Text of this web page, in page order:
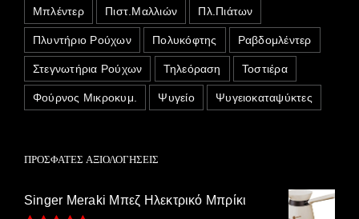
Μπλέντερ Πιστ.Μαλλιών Πλ.Πιάτων
Πλυντήριο Ρούχων Πολυκόφτης Ραβδομλέντερ
Στεγνωτήρια Ρούχων Τηλεόραση Τοστιέρα
Φούρνος Μικροκυμ. Ψυγείο Ψυγειοκαταψύκτες
ΠΡΌΣΦΑΤΕΣ ΑΞΙΟΛΟΓΉΣΕΙΣ
Singer Meraki Μπεζ Ηλεκτρικό Μπρίκι